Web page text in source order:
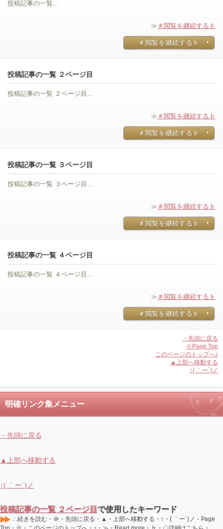
投稿記事の一覧...
≫ ＃閲覧を継続する♭
＃閲覧を継続する♭
投稿記事の一覧 ２ページ目
投稿記事の一覧 ２ページ目...
≫ ＃閲覧を継続する♭
＃閲覧を継続する♭
投稿記事の一覧 ３ページ目
投稿記事の一覧 ３ページ目...
≫ ＃閲覧を継続する♭
＃閲覧を継続する♭
投稿記事の一覧 ４ページ目
投稿記事の一覧 ４ページ目...
≫ ＃閲覧を継続する♭
＃閲覧を継続する♭
・先頭に戻る
※Page Top
このページのトップへ♪
▲上部へ移動する
↑( ｀ー´)ノ
明確リンク集メニュー
・先頭に戻る
▲上部へ移動する
↑( ｀ー´)ノ
投稿記事の一覧 ２ページ目 で使用したキーワード
∴続きを読む・＠・先頭に戻る・▲・上部へ移動する・↑・( ｀ー´)ノ・Page